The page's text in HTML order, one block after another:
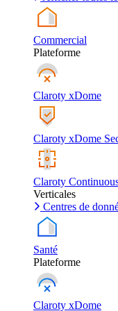
Commercial
Plateforme
Claroty xDome
Claroty xDome
Claroty
Verticales
Centres de
Santé
Plateforme
Claroty xDome